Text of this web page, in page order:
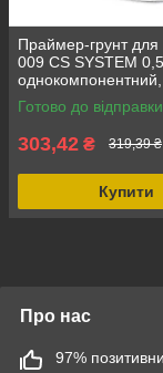
Праймер-грунт для
009 CS SYSTEM
однокомпонентний,
акриловий, для
використання
Готово до відправки
303,42 ₴ 319,39 ₴
Купити
Про нас
97%